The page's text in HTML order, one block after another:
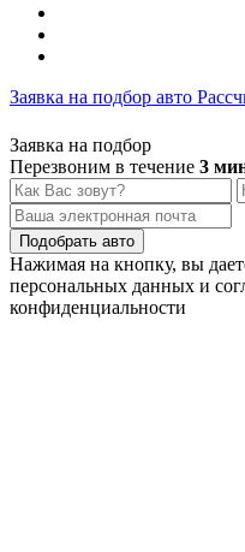
Заявка на подбор авто
Заявка на подбор
Перезвоним в течение 3
Подобрать авто
Нажимая на кнопку, вы
персональных данных и
конфиденциальности